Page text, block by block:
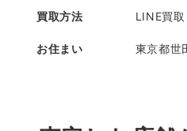
買取方法 LINE買取
お住まい 東京都世